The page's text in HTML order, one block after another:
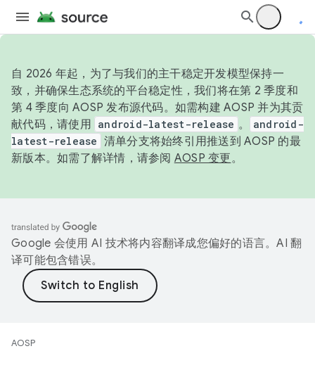
自 2026 年起，为了与我们的主干稳定开发模型保持一
致，并确保生态系统的平台稳定性，我们将在第 2 季度和
第 4 季度向 AOSP 发布源代码。如需构建 AOSP 并为其贡
献代码，请使用 android-latest-release 。
android-
latest-release 清单分支将始终引用推送到 AOSP 的最
新版本。如需了解详情，请参阅 AOSP 变更。
Google 会使用 AI 技术将内容翻译成您偏好的语言。AI 翻
译可能包含错误。
AOSP